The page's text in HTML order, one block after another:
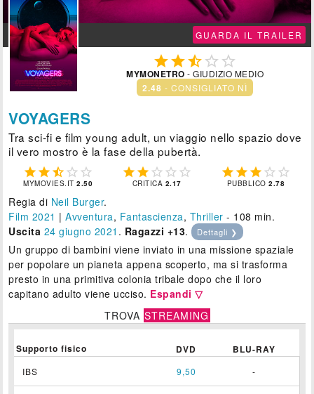
GUARDA IL TRAILER
  
MYMONETRO - GIUDIZIO MEDIO
2.48 - CONSIGLIATO NÌ
VOYAGERS
Tra sci-fi e film young adult, un viaggio nello spazio dove
il vero mostro è la fase della pubertà.
    
MYMOVIES.IT2.50
    
CRITICA 2.17
    
PUBBLICO2.78
Regia di Neil Burger.
Film 2021 |Avventura, Fantascienza, Thriller - 108 min.
Uscita 24 giugno 2021 . Ragazzi +13. Dettagli ❯
Un gruppo di bambini viene inviato in una missione spaziale
per popolare un pianeta appena scoperto, ma si trasforma
presto in una primitiva colonia tribale dopo che il loro
capitano adulto viene ucciso. Espandi ▽
TROVA STREAMING
Supporto fisico DVD BLU-RAY
IBS 9,50 -